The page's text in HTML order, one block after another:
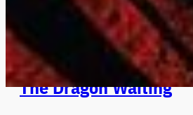
The Dragon Waiting